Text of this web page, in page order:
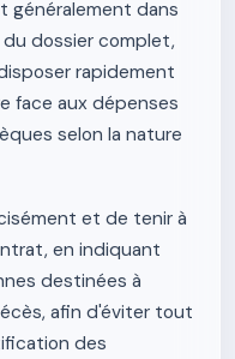
généralement dans
dossier complet,
rapidement
face aux dépenses
selon la nature
et de tenir à
en indiquant
destinées à
afin d'éviter tout
des